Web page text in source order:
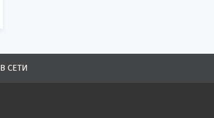
В СЕТИ